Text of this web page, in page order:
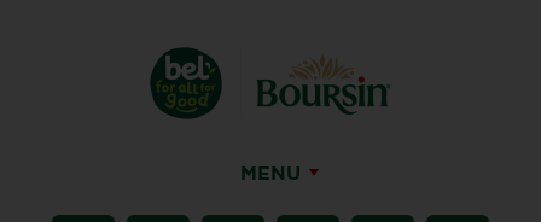
MENU